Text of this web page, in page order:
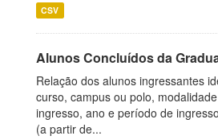
CSV
Alunos Concluídos da
Relação dos alunos ingressantes
curso, campus ou polo,
ingresso, ano e período de
(a partir de...